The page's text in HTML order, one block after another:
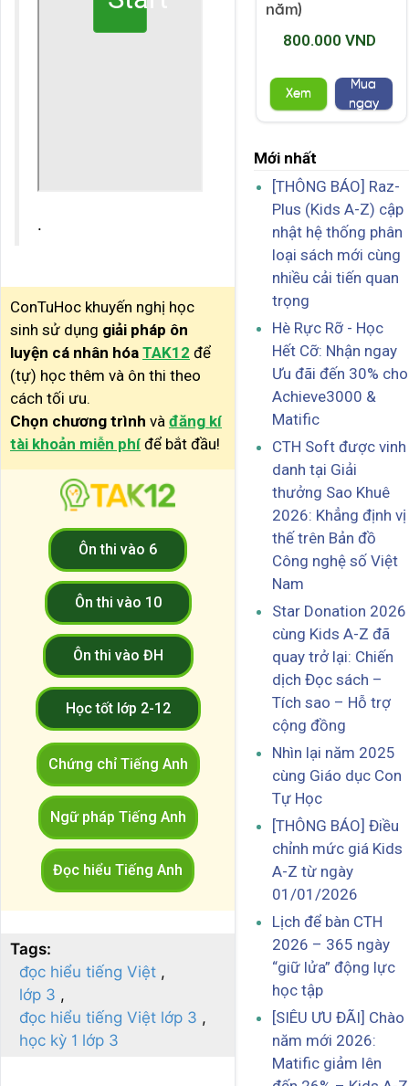
.
ConTuHoc khuyến nghị học
sinh sử dụng giải pháp ôn
luyện cá nhân hóa TAK12 để
(tự) học thêm và ôn thi theo
cách tối ưu.
Chọn chương trình và đăng kí
tài khoản miễn phí để bắt đầu!
Ôn thi vào 6
Ôn thi vào 10
Ôn thi vào ĐH
Học tốt lớp 2-12
Chứng chỉ Tiếng Anh
Ngữ pháp Tiếng Anh
Đọc hiểu Tiếng Anh
Tags:
đọc hiểu tiếng Việt
lớp 3
đọc hiểu tiếng Việt lớp 3
học kỳ 1 lớp 3
năm)
800.000 VND
Xem
Mua
ngay
Mới nhất
[THÔNG BÁO] Raz-
Plus (Kids A-Z) cập
nhật hệ thống phân
loại sách mới cùng
nhiều cải tiến quan
trọng
Hè Rực Rỡ - Học
Hết Cỡ: Nhận ngay
Ưu đãi đến 30% cho
Achieve3000 &
Matific
CTH Soft được vinh
danh tại Giải
thưởng Sao Khuê
2026: Khẳng định vị
thế trên Bản đồ
Công nghệ số Việt
Nam
Star Donation 2026
cùng Kids A-Z đã
quay trở lại: Chiến
dịch Đọc sách –
Tích sao – Hỗ trợ
cộng đồng
Nhìn lại năm 2025
cùng Giáo dục Con
Tự Học
[THÔNG BÁO] Điều
chỉnh mức giá Kids
A-Z từ ngày
01/01/2026
Lịch để bàn CTH
2026 – 365 ngày
“giữ lửa” động lực
học tập
[SIÊU ƯU ĐÃI] Chào
năm mới 2026:
Matific giảm lên